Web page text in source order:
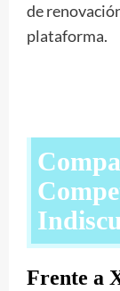
de
plataforma.
Frente a